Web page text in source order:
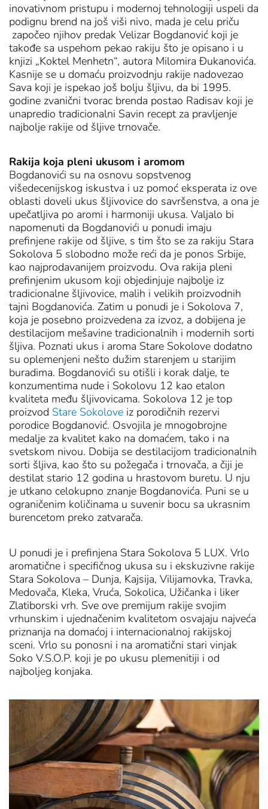
inovativnom pristupu i modernoj tehnologiji uspeli da
podignu brend na još viši nivo, mada je celu priču
započeo njihov predak Velizar Bogdanović koji je
takođe sa uspehom pekao rakiju što je opisano i u
knjizi „Koktel Menhetn“, autora Milomira Đukanovića.
Kasnije se u domaću proizvodnju rakije nadovezao
Sava koji je ispekao još bolju šljivu, da bi 1995.
godine zvanični tvorac brenda postao Radisav koji je
unapredio tradicionalni Savin recept za pravljenje
najbolje rakije od šljive trnovače.
Rakija koja pleni ukusom i aromom
Bogdanovići su na osnovu sopstvenog
višedecenijskog iskustva i uz pomoć eksperata iz ove
oblasti doveli ukus šljivovice do savršenstva, a ona je
upečatljiva po aromi i harmoniji ukusa. Valjalo bi
napomenuti da Bogdanovići u ponudi imaju
prefinjene rakije od šljive, s tim što se za rakiju Stara
Sokolova 5 slobodno može reći da je ponos Srbije,
kao najprodavanijem proizvodu. Ova rakija pleni
prefinjenim ukusom koji objedinjuje najbolje iz
tradicionalne šljivovice, malih i velikih proizvodnih
tajni Bogdanovića. Zatim u ponudi je i Sokolova 7,
koja je posebno proizvedena za izvoz, a dobijena je
destilacijom mešavine tradicionalnih i modernih sorti
šljiva. Poznati ukus i aroma Stare Sokolove dodatno
su oplemenjeni nešto dužim starenjem u starijim
buradima. Bogdanovići su otišli i korak dalje, te
konzumentima nude i Sokolovu 12 kao etalon
kvaliteta među šljivovicama. Sokolova 12 je top
proizvod Stare Sokolove iz porodičnih rezervi
porodice Bogdanović. Osvojila je mnogobrojne
medalje za kvalitet kako na domaćem, tako i na
svetskom nivou. Dobija se destilacijom tradicionalnih
sorti šljiva, kao što su požegača i trnovača, a čiji je
destilat stario 12 godina u hrastovom buretu. U nju
je utkano celokupno znanje Bogdanovića. Puni se u
ograničenim količinama u suvenir bocu sa ukrasnim
burencetom preko zatvarača.
U ponudi je i prefinjena Stara Sokolova 5 LUX. Vrlo
aromatične i specifičnog ukusa su i ekskuzivne rakije
Stara Sokolova – Dunja, Kajsija, Vilijamovka, Travka,
Medovača, Kleka, Vruća, Sokolica, Užičanka i liker
Zlatiborski vrh. Sve ove premijum rakije svojim
vrhunskim i ujednačenim kvalitetom osvajaju najveća
priznanja na domaćoj i internacionalnoj rakijskoj
sceni. Vrlo su ponosni i na aromatični stari vinjak
Soko V.S.O.P. koji je po ukusu plemenitiji i od
najboljeg konjaka.